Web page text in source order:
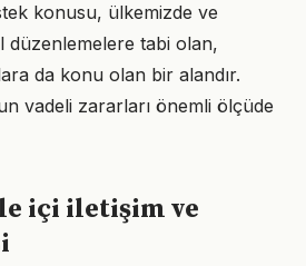
konusu, ülkemizde ve
düzenlemelere tabi olan,
da konu olan bir alandır.
vadeli zararları önemli ölçüde
içi iletişim ve